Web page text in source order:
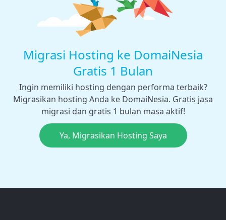
Migrasi Hosting ke DomaiNesia
Gratis 1 Bulan
Ingin memiliki hosting dengan performa terbaik?
Migrasikan hosting Anda ke DomaiNesia. Gratis jasa
migrasi dan gratis 1 bulan masa aktif!
Ya, Migrasikan Hosting Saya